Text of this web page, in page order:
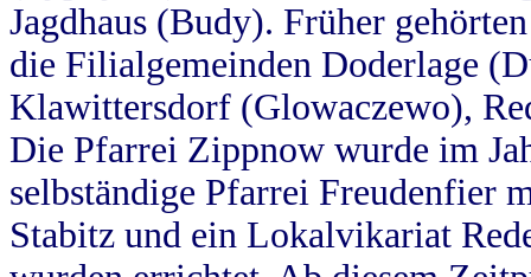
Jagdhaus (Budy). Früher
die Filialgemeinden Doderlage
Klawittersdorf (Glowaczewo),
Die Pfarrei Zippnow wurde im
selbständige Pfarrei Freudenfier
Stabitz und ein Lokalvikariat